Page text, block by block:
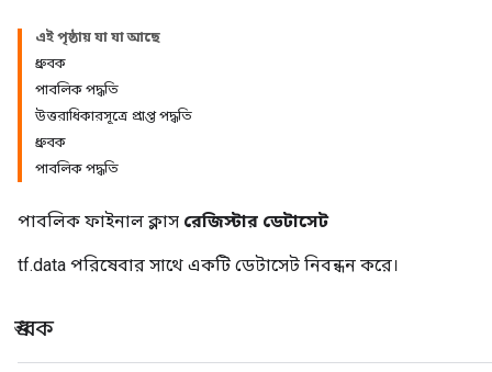
এই পৃষ্ঠায় যা যা আছে
ধ্রুবক
পাবলিক পদ্ধতি
উত্তরাধিকারসূত্রে প্রাপ্ত পদ্ধতি
ধ্রুবক
পাবলিক পদ্ধতি
পাবলিক ফাইনাল ক্লাস রেজিস্টার ডেটাসেট
tf.data পরিষেবার সাথে একটি ডেটাসেট নিবন্ধন করে।
ধ্রুবক